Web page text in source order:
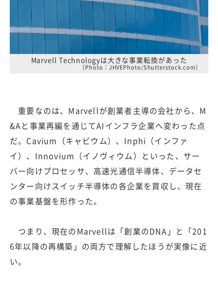
Marvell Technologyは大きな事業転換があった
（Photo：JHVEPhoto/Shutterstock.com）
重要なのは、Marvellが創業者主導の会社から、M
&Aと事業再編を通じてAIインフラ企業へ変わった点
だ。Cavium（キャビウム）、Inphi（インファ
イ）、Innovium（イノヴィウム）といった、サー
バー向けプロセッサ、高速光通信半導体、データセ
ンター向けスイッチ半導体の各企業を買収し、現在
の事業基盤を形作った。
つまり、現在のMarvellは「創業のDNA」と「201
6年以降の再構築」の両方で理解したほうが実像に近
い。